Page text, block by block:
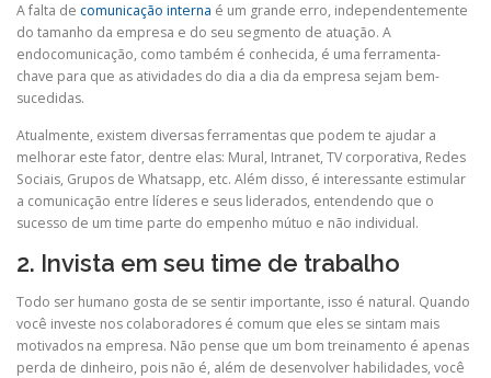
A falta de comunicação interna é um grande erro, independentemente
do tamanho da empresa e do seu segmento de atuação. A
endocomunicação, como também é conhecida, é uma ferramenta-
chave para que as atividades do dia a dia da empresa sejam bem-
sucedidas.
Atualmente, existem diversas ferramentas que podem te ajudar a
melhorar este fator, dentre elas: Mural, Intranet, TV corporativa, Redes
Sociais, Grupos de Whatsapp, etc. Além disso, é interessante estimular
a comunicação entre líderes e seus liderados, entendendo que o
sucesso de um time parte do empenho mútuo e não individual.
2. Invista em seu time de trabalho
Todo ser humano gosta de se sentir importante, isso é natural. Quando
você investe nos colaboradores é comum que eles se sintam mais
motivados na empresa. Não pense que um bom treinamento é apenas
perda de dinheiro, pois não é, além de desenvolver habilidades, você